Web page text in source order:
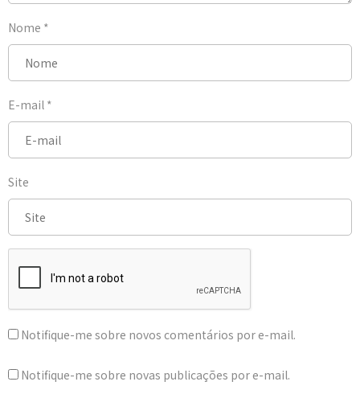
Nome *
E-mail *
Site
Notifique-me sobre novos comentários por e-mail.
Notifique-me sobre novas publicações por e-mail.